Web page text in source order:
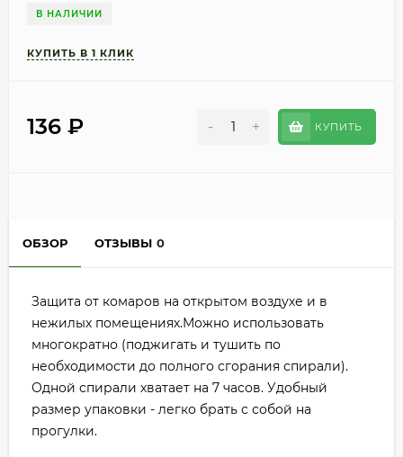
В НАЛИЧИИ
136 ₽ - + КУПИТЬ
ОБЗОР ОТЗЫВЫ 0
Защита от комаров на открытом воздухе и в
нежилых помещениях.Можно использовать
многократно (поджигать и тушить по
необходимости до полного сгорания спирали).
Одной спирали хватает на 7 часов. Удобный
размер упаковки - легко брать с собой на
прогулки.